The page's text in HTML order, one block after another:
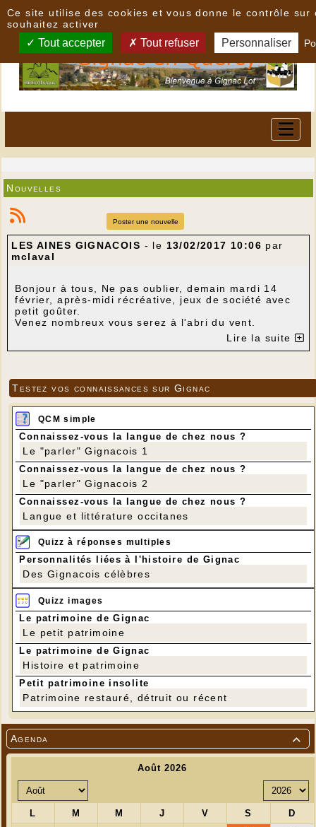

Agenda
Nouvelles
Poster une nouvelle
LES AINES GIGNACOIS - le 13/02/2017 10:06 par
mclaval
Bonjour à tous, Ne pas oublier, demain mardi 14
février, après-midi récréative, jeux de société avec
petit goûter.
Venez nombreux vous serez à l'abri du vent.
Lire la suite
Testez vos connaissances sur Gignac
QCM simple
Connaissez-vous la langue de chez nous ?
Le "parler" Gignacois 1
Connaissez-vous la langue de chez nous ?
Le "parler" Gignacois 2
Connaissez-vous la langue de chez nous ?
Langue et littérature occitanes
Quizz à réponses multiples
Personnalités liées à l'histoire de Gignac
Des Gignacois célèbres
Quizz images
Le patrimoine de Gignac
Le petit patrimoine
Le patrimoine de Gignac
Histoire et patrimoine
Petit patrimoine insolite
Patrimoine restauré, détruit ou récent
Ce site utilise des cookies et vous donne le contrôle sur
souhaitez activer
Tout accepter Tout refuser Personnaliser